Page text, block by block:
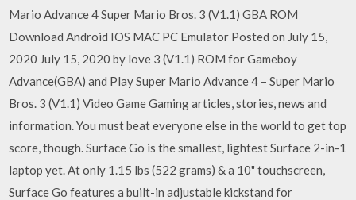
Mario Advance 4 Super Mario Bros. 3 (V1.1) GBA ROM
Download Android IOS MAC PC Emulator Posted on July 15,
2020 July 15, 2020 by love 3 (V1.1) ROM for Gameboy
Advance(GBA) and Play Super Mario Advance 4 – Super Mario
Bros. 3 (V1.1) Video Game Gaming articles, stories, news and
information. You must beat everyone else in the world to get top
score, though. Surface Go is the smallest, lightest Surface 2-in-1
laptop yet. At only 1.15 lbs (522 grams) & a 10" touchscreen,
Surface Go features a built-in adjustable kickstand for